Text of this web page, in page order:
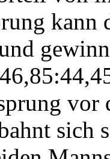
kann
vor
sich